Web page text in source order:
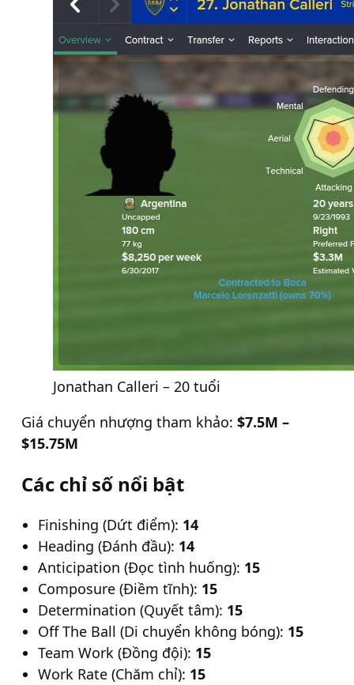
Jonathan Calleri – 20 tuổi
Giá chuyển nhượng tham khảo: $7.5M –
$15.75M
Các chỉ số nổi bật
Finishing (Dứt điểm): 14
Heading (Đánh đầu): 14
Anticipation (Đọc tình huống): 15
Composure (Điềm tĩnh): 15
Determination (Quyết tâm): 15
Off The Ball (Di chuyển không bóng): 15
Team Work (Đồng đội): 15
Work Rate (Chăm chỉ): 15